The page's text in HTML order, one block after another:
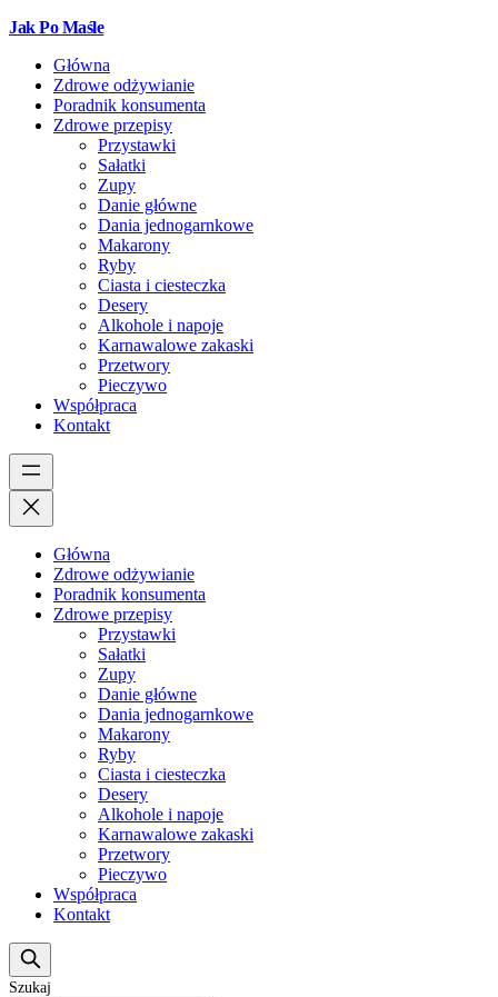
Jak Po Maśle
Główna
Zdrowe odżywianie
Poradnik konsumenta
Zdrowe przepisy
Przystawki
Sałatki
Zupy
Danie główne
Dania jednogarnkowe
Makarony
Ryby
Ciasta i ciesteczka
Desery
Alkohole i napoje
Karnawalowe zakaski
Przetwory
Pieczywo
Współpraca
Kontakt
Główna
Zdrowe odżywianie
Poradnik konsumenta
Zdrowe przepisy
Przystawki
Sałatki
Zupy
Danie główne
Dania jednogarnkowe
Makarony
Ryby
Ciasta i ciesteczka
Desery
Alkohole i napoje
Karnawalowe zakaski
Przetwory
Pieczywo
Współpraca
Kontakt
Szukaj